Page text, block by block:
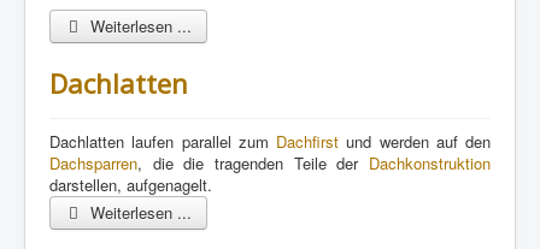
Weiterlesen ...
Dachlatten
Dachlatten laufen parallel zum Dachfirst und werden auf den
Dachsparren, die die tragenden Teile der Dachkonstruktion
darstellen, aufgenagelt.
Weiterlesen ...